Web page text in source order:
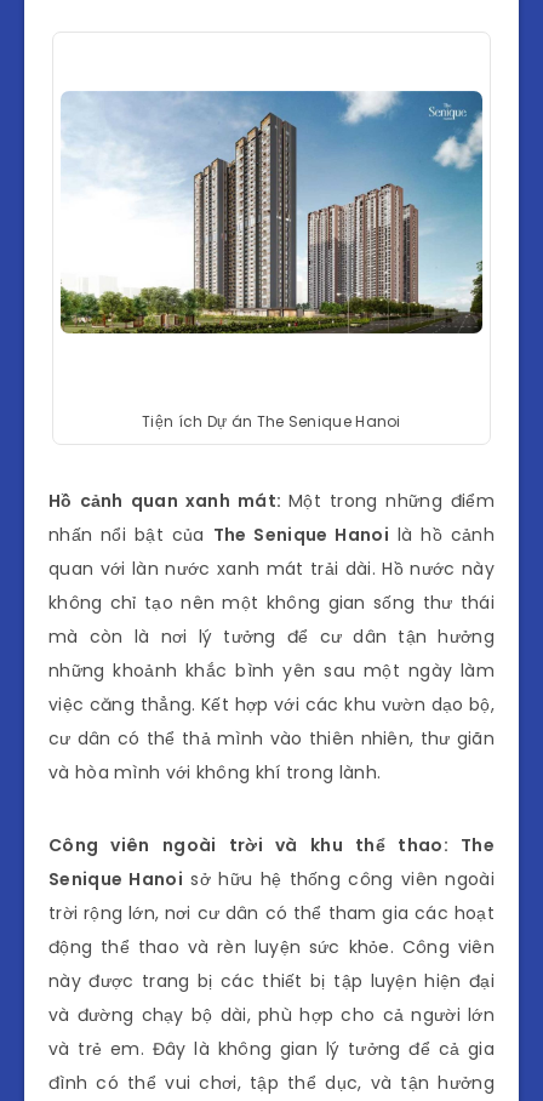
Tiện ích Dự án The Senique Hanoi
Hồ cảnh quan xanh mát:Một trong những điểm
nhấn nổi bật của The Senique Hanoi là hồ cảnh
quan với làn nước xanh mát trải dài. Hồ nước này
không chỉ tạo nên một không gian sống thư thái
mà còn là nơi lý tưởng để cư dân tận hưởng
những khoảnh khắc bình yên sau một ngày làm
việc căng thẳng. Kết hợp với các khu vườn dạo bộ,
cư dân có thể thả mình vào thiên nhiên, thư giãn
và hòa mình với không khí trong lành.
Công viên ngoài trời và khu thể thao: The
Senique Hanoi sở hữu hệ thống công viên ngoài
trời rộng lớn, nơi cư dân có thể tham gia các hoạt
động thể thao và rèn luyện sức khỏe. Công viên
này được trang bị các thiết bị tập luyện hiện đại
và đường chạy bộ dài, phù hợp cho cả người lớn
và trẻ em. Đây là không gian lý tưởng để cả gia
đình có thể vui chơi, tập thể dục, và tận hưởng